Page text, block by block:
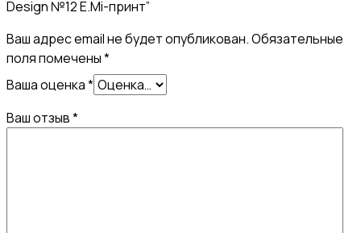
Design №12 E.Mi-принт”
Ваш адрес email не будет опубликован.Обязательные
поля помечены*
Ваша оценка*
Ваш отзыв*